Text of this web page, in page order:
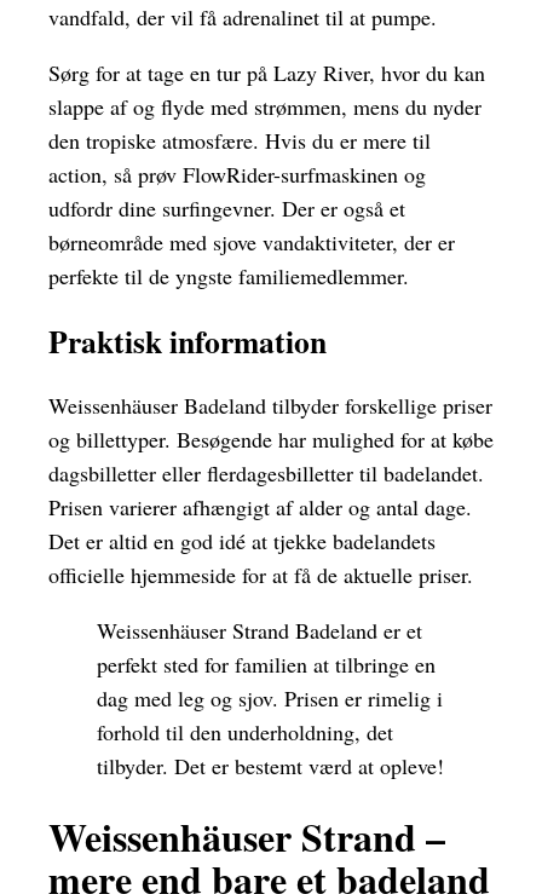
vandfald, der vil få adrenalinet til at pumpe.
Sørg for at tage en tur på Lazy River, hvor du kan
slappe af og flyde med strømmen, mens du nyder
den tropiske atmosfære. Hvis du er mere til
action, så prøv FlowRider-surfmaskinen og
udfordr dine surfingevner. Der er også et
børneområde med sjove vandaktiviteter, der er
perfekte til de yngste familiemedlemmer.
Praktisk information
Weissenhäuser Badeland tilbyder forskellige priser
og billettyper. Besøgende har mulighed for at købe
dagsbilletter eller flerdagesbilletter til badelandet.
Prisen varierer afhængigt af alder og antal dage.
Det er altid en god idé at tjekke badelandets
officielle hjemmeside for at få de aktuelle priser.
Weissenhäuser Strand Badeland er et
perfekt sted for familien at tilbringe en
dag med leg og sjov. Prisen er rimelig i
forhold til den underholdning, det
tilbyder. Det er bestemt værd at opleve!
Weissenhäuser Strand –
mere end bare et badeland